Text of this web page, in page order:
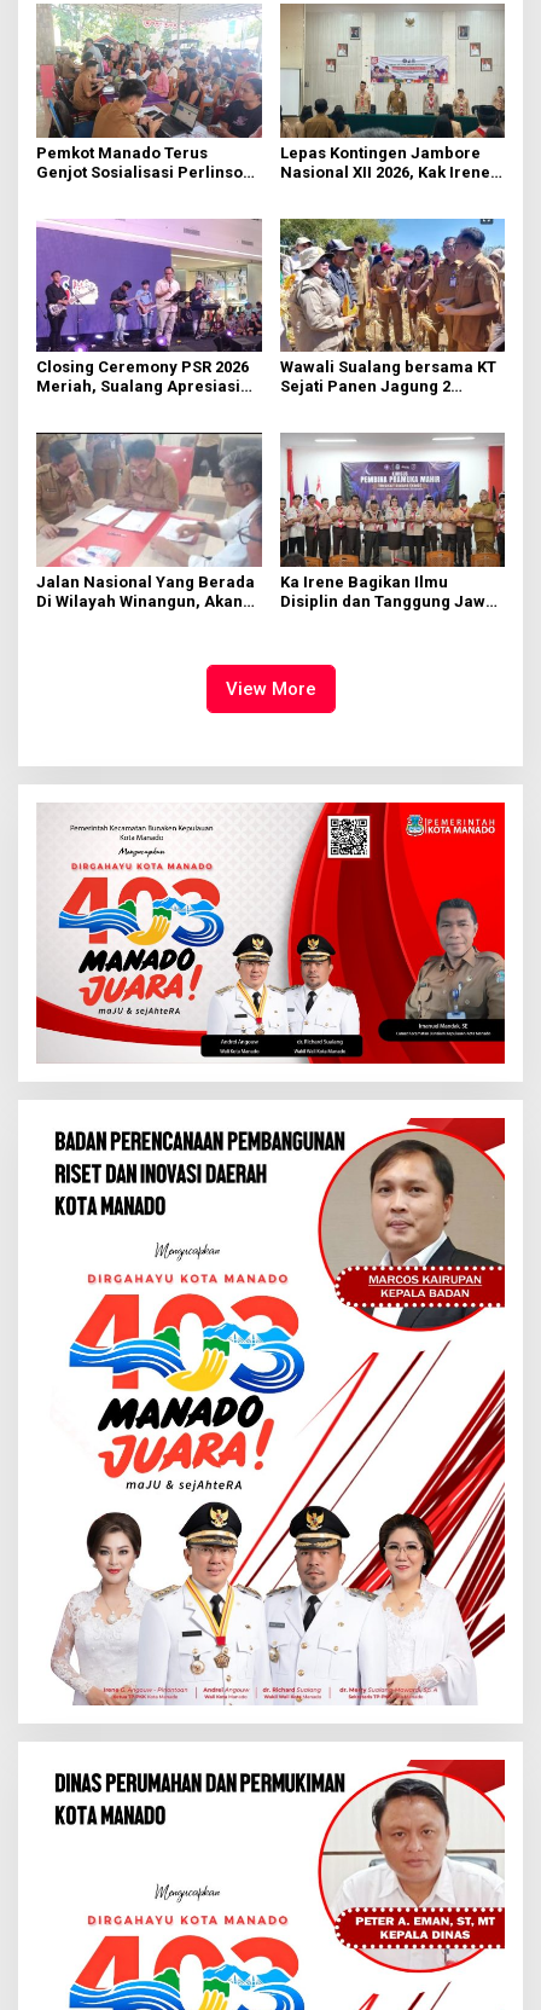
Pemkot Manado Terus
Genjot Sosialisasi Perlinsos
Lepas Kontingen Jambore
Nasional XII 2026, Kak Irene:
Closing Ceremony PSR 2026
Meriah, Sualang Apresiasi
Wawali Sualang bersama KT
Sejati Panen Jagung 2
Jalan Nasional Yang Berada
Di Wilayah Winangun, Akan
Ka Irene Bagikan Ilmu
Disiplin dan Tanggung Jawab
View More